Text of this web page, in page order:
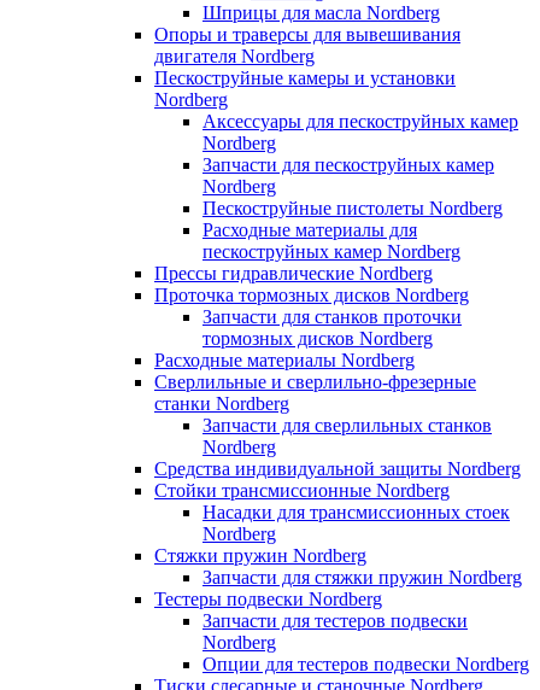
Шприцы для масла Nordberg
Опоры и траверсы для вывешивания
двигателя Nordberg
Пескоструйные камеры и установки
Nordberg
Аксессуары для пескоструйных камер
Nordberg
Запчасти для пескоструйных камер
Nordberg
Пескоструйные пистолеты Nordberg
Расходные материалы для
пескоструйных камер Nordberg
Прессы гидравлические Nordberg
Проточка тормозных дисков Nordberg
Запчасти для станков проточки
тормозных дисков Nordberg
Расходные материалы Nordberg
Сверлильные и сверлильно-фрезерные
станки Nordberg
Запчасти для сверлильных станков
Nordberg
Средства индивидуальной защиты Nordberg
Стойки трансмиссионные Nordberg
Насадки для трансмиссионных стоек
Nordberg
Стяжки пружин Nordberg
Запчасти для стяжки пружин Nordberg
Тестеры подвески Nordberg
Запчасти для тестеров подвески
Nordberg
Опции для тестеров подвески Nordberg
Тиски слесарные и станочные Nordberg